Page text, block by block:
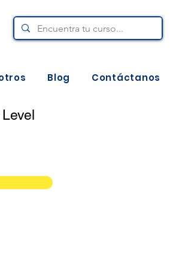
Blog Contáctanos